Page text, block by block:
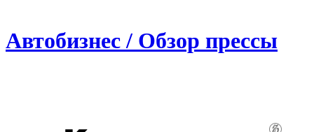
Автобизнес / Обзор прессы